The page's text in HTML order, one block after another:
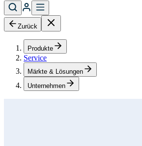
Zurück
Produkte
Service
Märkte & Lösungen
Unternehmen